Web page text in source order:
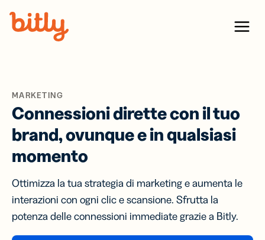
Menu
MARKETING
Connessioni dirette con il tuo
brand, ovunque e in qualsiasi
momento
Ottimizza la tua strategia di marketing e aumenta le
interazioni con ogni clic e scansione. Sfrutta la
potenza delle connessioni immediate grazie a Bitly.